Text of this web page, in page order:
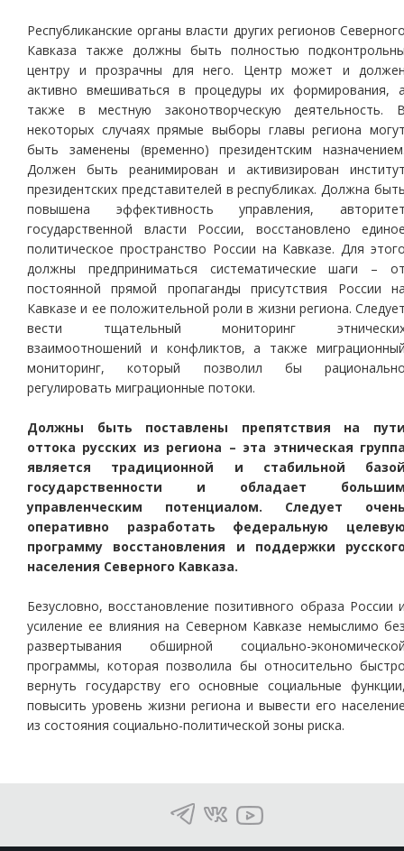
Республиканские органы власти других регионов
Кавказа также должны быть полностью
центру и прозрачны для него. Центр может и
активно вмешиваться в процедуры их формирования,
также в местную законотворческую деятельность.
некоторых случаях прямые выборы главы региона
быть заменены (временно) президентским
Должен быть реанимирован и активизирован
президентских представителей в республиках. Должна
повышена эффективность управления,
государственной власти России, восстановлено
политическое пространство России на Кавказе. Для
должны предприниматься систематические шаги –
постоянной прямой пропаганды присутствия России
Кавказе и ее положительной роли в жизни региона.
вести тщательный мониторинг
взаимоотношений и конфликтов, а также
мониторинг, который позволил бы
регулировать миграционные потоки.
Должны быть поставлены препятствия на
оттока русских из региона – эта этническая
является традиционной и стабильной
государственности и обладает
управленческим потенциалом. Следует
оперативно разработать федеральную
программу восстановления и поддержки
населения Северного Кавказа.
Безусловно, восстановление позитивного образа России
усиление ее влияния на Северном Кавказе немыслимо
развертывания обширной социально-
программы, которая позволила бы относительно
вернуть государству его основные социальные
повысить уровень жизни региона и вывести его
из состояния социально-политической зоны риска.